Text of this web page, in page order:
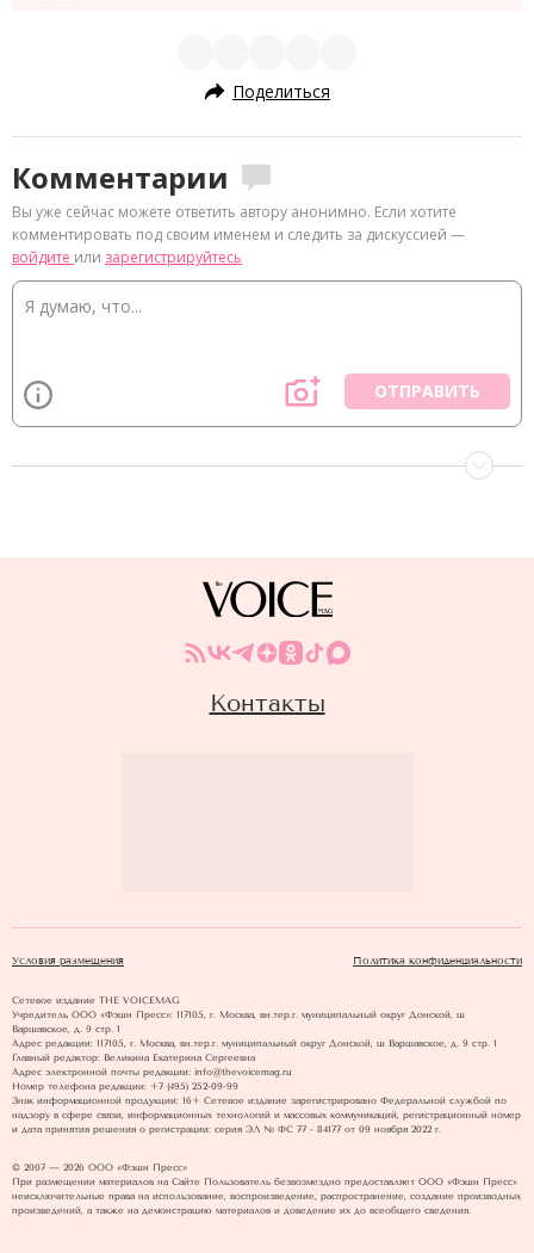
Поделиться
Комментарии
Вы уже сейчас можете ответить автору анонимно. Если хотите
комментировать под своим именем и следить за дискуссией —
войдите или зарегистрируйтесь
ОТПРАВИТЬ
Контакты
Условия размещения Политика конфиденциальности
Сетевое издание THE VOICEMAG
Учредитель ООО «Фэшн Пресс»: 117105, г. Москва, вн.тер.г. муниципальный округ Донской, ш
Варшавское, д. 9 стр. 1
Адрес редакции: 117105, г. Москва, вн.тер.г. муниципальный округ Донской, ш Варшавское, д. 9 стр. 1
Главный редактор: Великина Екатерина Сергеевна
Адрес электронной почты редакции: info@thevoicemag.ru
Номер телефона редакции: +7 (495) 252-09-99
Знак информационной продукции: 16+ Cетевое издание зарегистрировано Федеральной службой по
надзору в сфере связи, информационных технологий и массовых коммуникаций, регистрационный номер
и дата принятия решения о регистрации: серия ЭЛ № ФС 77 - 84177 от 09 ноября 2022 г.
© 2007 — 2026 ООО «Фэшн Пресс»
При размещении материалов на Сайте Пользователь безвозмездно предоставляет ООО «Фэшн Пресс»
неисключительные права на использование, воспроизведение, распространение, создание производных
произведений, а также на демонстрацию материалов и доведение их до всеобщего сведения.